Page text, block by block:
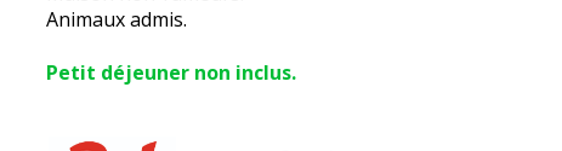
Animaux admis.
Petit déjeuner non inclus.